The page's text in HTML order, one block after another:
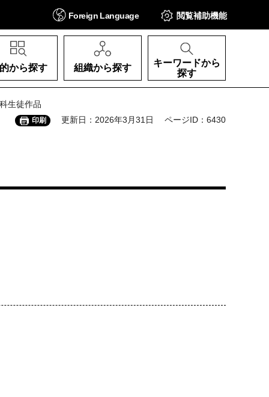
Foreign Language 閲覧補助機能
から探す 組織から探す
キーワードから
探す
生徒作品
印刷 更新日：2026年3月31日 ページID：6430